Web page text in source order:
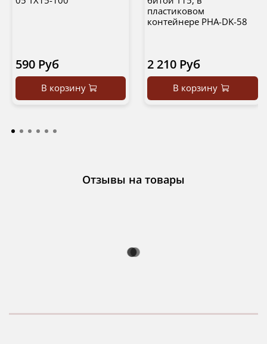
590 Руб
В корзину
пластиковом
контейнере PHA-DK-58
2 210 Руб
В корзину
Отзывы на товары